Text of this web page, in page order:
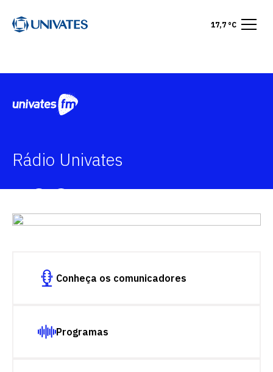
17,7 °C
Rádio Univates
Conheça os comunicadores
Programas